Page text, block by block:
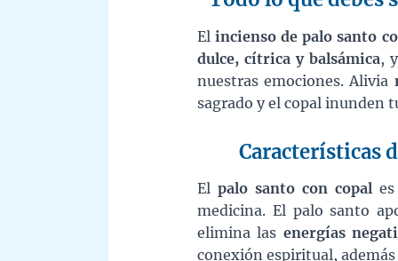
Elincienso de palo santo
dulce, cítrica y balsámica,
nuestras emociones. Alivia
sagrado y el copal inunden
Características
El palo santo con copal
medicina. El palo santo
elimina las energías
conexión espiritual,